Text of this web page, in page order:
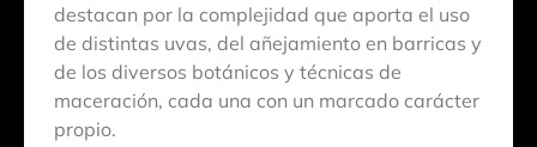
destacan por la complejidad que aporta el uso
de distintas uvas, del añejamiento en barricas y
de los diversos botánicos y técnicas de
maceración, cada una con un marcado carácter
propio.